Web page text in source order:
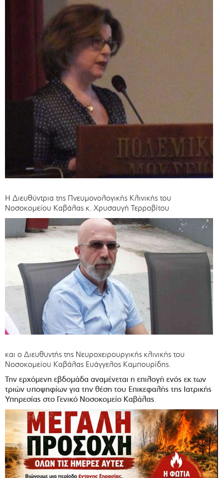
Η Διευθύντρια της Πνευμονολογικής Κλινικής του
Νοσοκομείου Καβάλας κ. Χρυσαυγή Τερροβίτου
και ο Διευθυντής της Νευροχειρουργικής κλινικής του
Νοσοκομείου Καβάλας Ευάγγελος Καμπουρίδης.
Την ερχόμενη εβδομάδα αναμένεται η επιλογή ενός εκ των
τριών υποψηφίων για την θέση του Επικεφαλής της Ιατρικής
Υπηρεσίας στο Γενικό Νοσοκομείο Καβάλας.